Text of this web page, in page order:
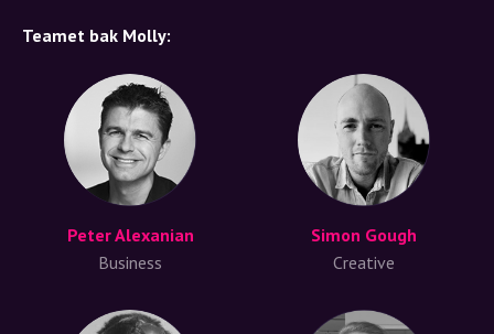
Teamet bak Molly:
Peter Alexanian
Business
Simon Gough
Creative